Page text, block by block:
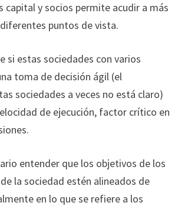
capital y socios permite acudir a más
puntos de vista.
si estas sociedades con varios
toma de decisión ágil (el
sociedades a veces no está claro)
de ejecución, factor crítico en
entender que los objetivos de los
la sociedad estén alineados de
en lo que se refiere a los